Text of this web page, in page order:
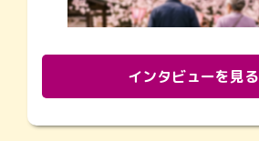
インタビューを見る